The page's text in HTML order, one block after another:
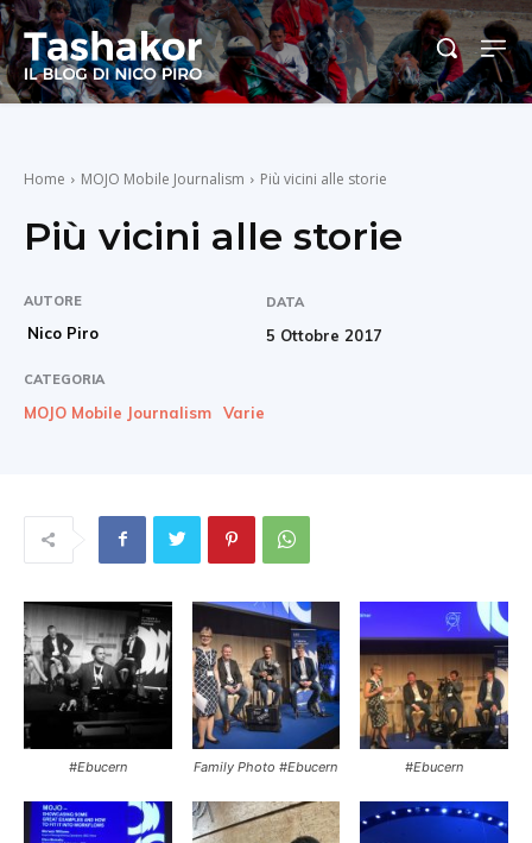
Home MOJO Mobile Journalism Più vicini alle storie
Più vicini alle storie
AUTORE
Nico Piro
DATA
5 Ottobre 2017
CATEGORIA
MOJO Mobile Journalism Varie
#Ebucern Family Photo #Ebucern #Ebucern